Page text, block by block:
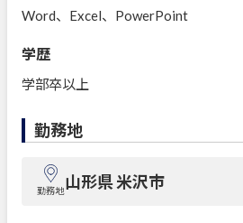
Word、Excel、PowerPoint
学歴
学部卒以上
勤務地
勤務地山形県 米沢市